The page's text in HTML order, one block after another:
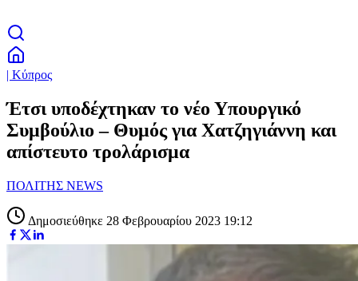
| Κύπρος
Έτσι υποδέχτηκαν το νέο Υπουργικό
Συμβούλιο – Θυμός για Χατζηγιάννη και
απίστευτο τρολάρισμα
ΠΟΛΙΤΗΣ NEWS
Δημοσιεύθηκε 28 Φεβρουαρίου 2023 19:12